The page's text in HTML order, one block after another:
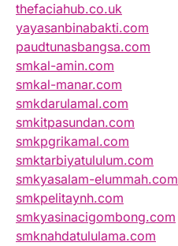
thefaciahub.co.uk
yayasanbinabakti.com
paudtunasbangsa.com
smkal-amin.com
smkal-manar.com
smkdarulamal.com
smkitpasundan.com
smkpgrikamal.com
smktarbiyatululum.com
smkyasalam-elummah.com
smkpelitaynh.com
smkyasinacigombong.com
smknahdatululama.com